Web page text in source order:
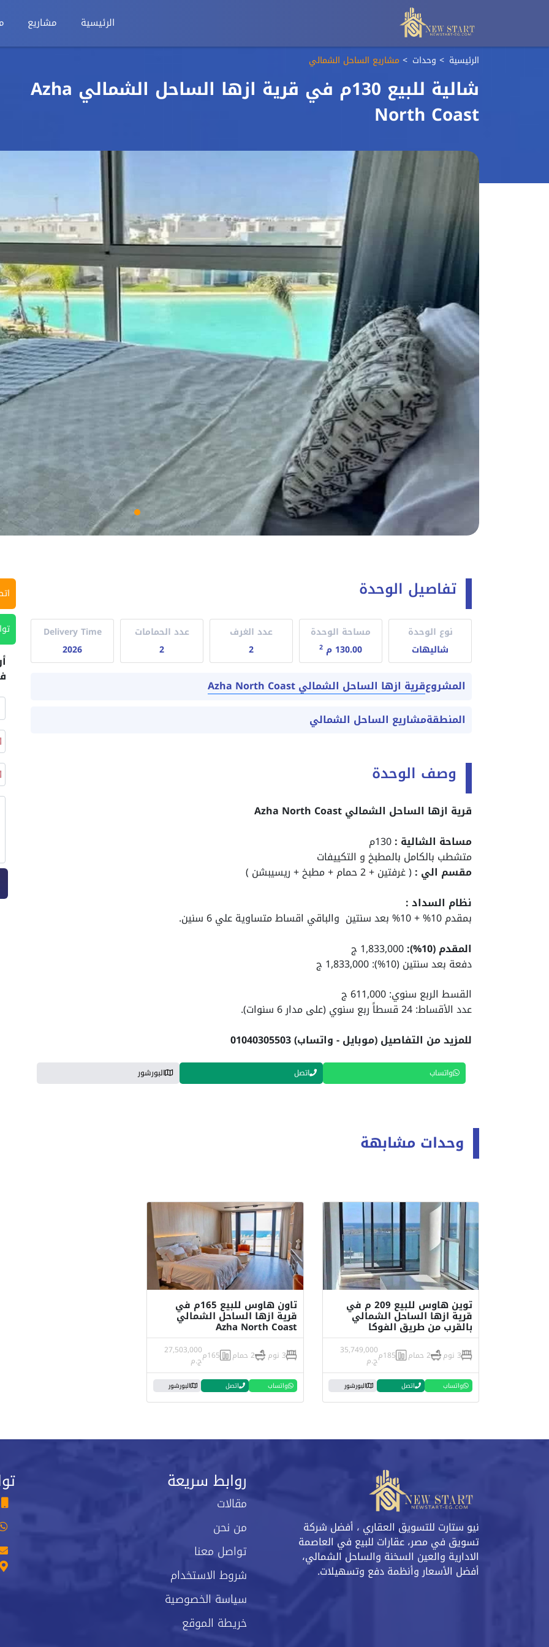
الرئيسية مشاريع
الرئيسية وحدات مشاريع الساحل الشمالي
شالية للبيع 130م في قرية ازها الساحل الشمالي Azha
North Coast
تفاصيل الوحدة
نوع الوحدة
شاليهات
مساحة الوحدة
130.00 م
2
عدد الغرف
2
عدد الحمامات
2
Delivery Time
2026
المشروعقرية ازها الساحل الشمالي Azha North Coast
المنطقةمشاريع الساحل الشمالي
وصف الوحدة
قرية ازها الساحل الشمالي Azha North Coast
مساحة الشالية :
متشطب بالكامل بالمطبخ و التكييفات
مقسم الي :( غرفتين + 2 حمام + مطبخ + ريسيبشن )
نظام السداد :
بمقدم 10% + 10% بعد سنتين والباقي اقساط متساوية علي 6 سنين.
المقدم (10%):
1,833,000 ج
دفعة بعد سنتين (10%): 1,833,000 ج
القسط الربع سنوي: 611,000 ج
عدد الأقساط: 24 قسطاً ربع سنوي (على مدار 6 سنوات).
للمزيد من التفاصيل (موبايل - واتساب) 01040305503
واتساب اتصل البورشور
وحدات مشابهة
توين هاوس للبيع 209 م في
قرية ازها الساحل الشمالي
بالقرب من طريق الفوكا
3 نوم 2 حمام 185م 35,749,000
ج.م
واتساب اتصل البورشور
تاون هاوس للبيع 165م في
قرية ازها الساحل الشمالي
Azha North Coast
3 نوم 2 حمام 165م 27,503,000
ج.م
واتساب اتصل البورشور
نيو ستارت للتسويق العقاري ، أفضل شركة
تسويق في مصر، عقارات للبيع في العاصمة
الادارية والعين السخنة والساحل الشمالي،
أفضل الأسعار وأنظمة دفع وتسهيلات.
روابط سريعة
مقالات
من نحن
تواصل معنا
شروط الاستخدام
سياسة الخصوصية
خريطة الموقع